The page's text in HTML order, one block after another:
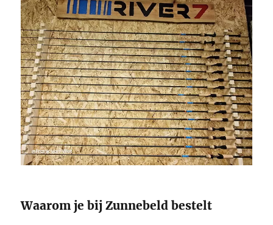
Waarom je bij Zunnebeld bestelt